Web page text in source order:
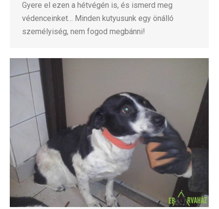
Gyere el ezen a hétvégén is, és ismerd meg
védenceinket… Minden kutyusunk egy önálló
személyiség, nem fogod megbánni!